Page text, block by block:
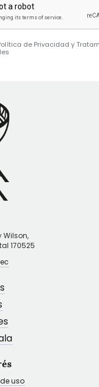
de Privacidad y
Wilson,
170525
uso